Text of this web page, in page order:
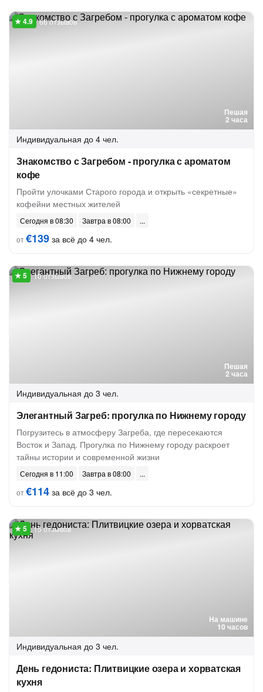
Пешая
2 часа
66 отзывов
Индивидуальная до 4 чел.
Знакомство с Загребом - прогулка с ароматом
кофе
Пройти улочками Старого города и открыть «секретные»
кофейни местных жителей
Сегодня в 08:30
Завтра в 08:00
от€139 за всё до 4 чел.
Пешая
2 часа
10 отзывов
Индивидуальная до 3 чел.
Элегантный Загреб: прогулка по Нижнему городу
Погрузитесь в атмосферу Загреба, где пересекаются
Восток и Запад. Прогулка по Нижнему городу раскроет
тайны истории и современной жизни
Сегодня в 11:00
Завтра в 08:00
от€114 за всё до 3 чел.
На машине
10 часов
15 отзывов
Индивидуальная до 3 чел.
День гедониста: Плитвицкие озера и хорватская
кухня